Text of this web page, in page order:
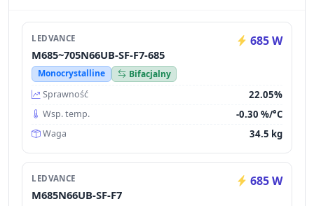
LEDVANCE 685 W
M685~705N66UB-SF-F7-685
Monocrystalline
Bifacjalny
Sprawność
22.05%
Wsp. temp. -0.30 %/°C
Waga 34.5 kg
LEDVANCE 685 W
M685N66UB-SF-F7